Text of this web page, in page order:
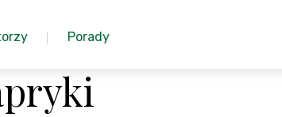
Porady